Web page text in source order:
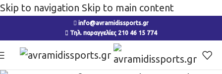
Skip to navigation Skip to main content
info@avramidissports.gr
Τηλ. παραγγελίες 210 46 15 774